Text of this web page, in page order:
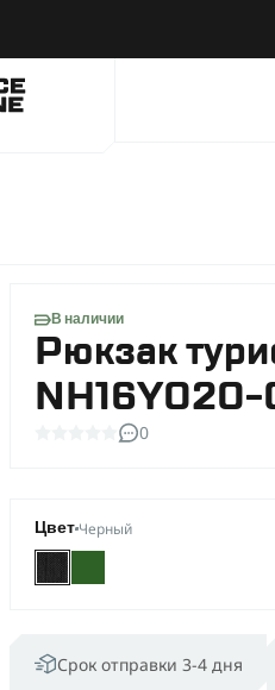
В наличии
Рюкзак
NH16Y020-
0
Цвет Черный
Срок отправки 3-4 дня